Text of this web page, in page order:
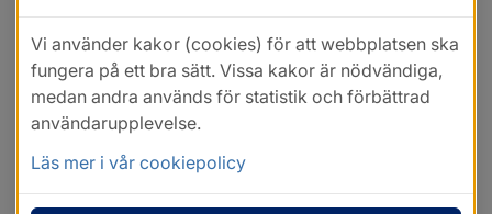
Vi använder kakor (cookies) för att webbplatsen ska
fungera på ett bra sätt. Vissa kakor är nödvändiga,
medan andra används för statistik och förbättrad
användarupplevelse.
Läs mer i vår cookiepolicy